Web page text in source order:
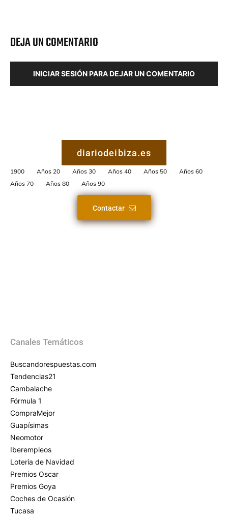
DEJA UN COMENTARIO
INICIAR SESIÓN PARA DEJAR UN COMENTARIO
diariodeibiza.es
1900 Años 20 Años 30 Años 40 Años 50
Años 60
Años 70
Años 80 Años 90
Contactar
Canales Temáticos
Buscandorespuestas.com
Tendencias21
Cambalache
Fórmula 1
CompraMejor
Guapísimas
Neomotor
Iberempleos
Lotería de Navidad
Premios Oscar
Premios Goya
Coches de Ocasión
Tucasa